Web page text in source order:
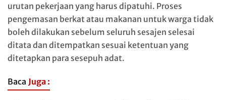
urutan pekerjaan yang harus dipatuhi. Proses
pengemasan berkat atau makanan untuk warga tidak
boleh dilakukan sebelum seluruh sesajen selesai
ditata dan ditempatkan sesuai ketentuan yang
ditetapkan para sesepuh adat.
Baca Juga :